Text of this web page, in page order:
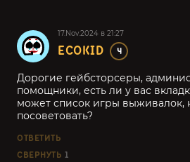
17.Nov.2024 в 21:27
ECOKID 4
Дорогие гейбсторсеры,
помощники, есть ли у вас
может список игры выживалок,
посоветовать?
ОТВЕТИТЬ
СВЕРНУТЬ 1